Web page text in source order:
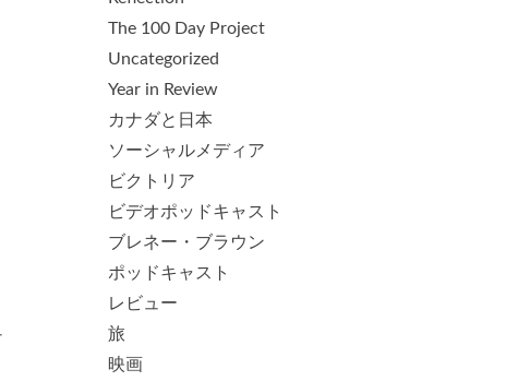
The 100 Day Project
Uncategorized
Year in Review
カナダと日本
ソーシャルメディア
ビクトリア
ビデオポッドキャスト
ブレネー・ブラウン
ポッドキャスト
レビュー
旅
映画